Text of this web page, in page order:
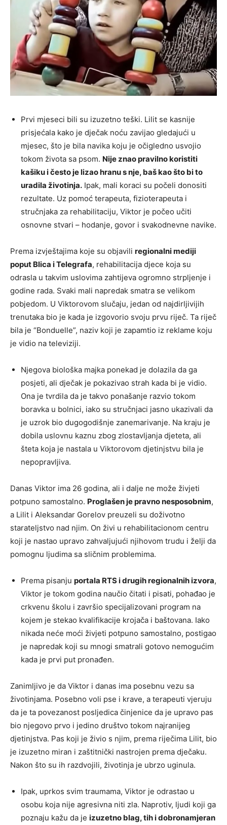
Prvi mjeseci bili su izuzetno teški. Lilit se kasnije
prisjećala kako je dječak noću zavijao gledajući u
mjesec, što je bila navika koju je očigledno usvojio
tokom života sa psom. Nije znao pravilno koristiti
kašiku i često je lizao hranu s nje, baš kao što bi to
uradila životinja. Ipak, mali koraci su počeli donositi
rezultate. Uz pomoć terapeuta, fizioterapeuta i
stručnjaka za rehabilitaciju, Viktor je počeo učiti
osnovne stvari – hodanje, govor i svakodnevne navike.
Prema izvještajima koje su objavili regionalni mediji
poput Blica i Telegrafa, rehabilitacija djece koja su
odrasla u takvim uslovima zahtijeva ogromno strpljenje i
godine rada. Svaki mali napredak smatra se velikom
pobjedom. U Viktorovom slučaju, jedan od najdirljivijih
trenutaka bio je kada je izgovorio svoju prvu riječ. Ta riječ
bila je “Bonduelle”, naziv koji je zapamtio iz reklame koju
je vidio na televiziji.
Njegova biološka majka ponekad je dolazila da ga
posjeti, ali dječak je pokazivao strah kada bi je vidio.
Ona je tvrdila da je takvo ponašanje razvio tokom
boravka u bolnici, iako su stručnjaci jasno ukazivali da
je uzrok bio dugogodišnje zanemarivanje. Na kraju je
dobila uslovnu kaznu zbog zlostavljanja djeteta, ali
šteta koja je nastala u Viktorovom djetinjstvu bila je
nepopravljiva.
Danas Viktor ima 26 godina, ali i dalje ne može živjeti
potpuno samostalno. Proglašen je pravno nesposobnim,
a Lilit i Aleksandar Gorelov preuzeli su doživotno
starateljstvo nad njim. On živi u rehabilitacionom centru
koji je nastao upravo zahvaljujući njihovom trudu i želji da
pomognu ljudima sa sličnim problemima.
Prema pisanju portala RTS i drugih regionalnih izvora,
Viktor je tokom godina naučio čitati i pisati, pohađao je
crkvenu školu i završio specijalizovani program na
kojem je stekao kvalifikacije krojača i baštovana. Iako
nikada neće moći živjeti potpuno samostalno, postigao
je napredak koji su mnogi smatrali gotovo nemogućim
kada je prvi put pronađen.
Zanimljivo je da Viktor i danas ima posebnu vezu sa
životinjama. Posebno voli pse i krave, a terapeuti vjeruju
da je ta povezanost posljedica činjenice da je upravo pas
bio njegovo prvo i jedino društvo tokom najranijeg
djetinjstva. Pas koji je živio s njim, prema riječima Lilit, bio
je izuzetno miran i zaštitnički nastrojen prema dječaku.
Nakon što su ih razdvojili, životinja je ubrzo uginula.
Ipak, uprkos svim traumama, Viktor je odrastao u
osobu koja nije agresivna niti zla. Naprotiv, ljudi koji ga
poznaju kažu da je izuzetno blag, tih i dobronamjeran